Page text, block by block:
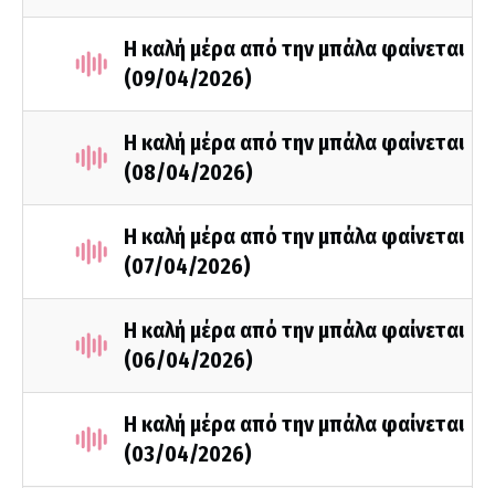
Η καλή μέρα από την μπάλα φαίνεται
(09/04/2026)
Η καλή μέρα από την μπάλα φαίνεται
(08/04/2026)
Η καλή μέρα από την μπάλα φαίνεται
(07/04/2026)
Η καλή μέρα από την μπάλα φαίνεται
(06/04/2026)
Η καλή μέρα από την μπάλα φαίνεται
(03/04/2026)